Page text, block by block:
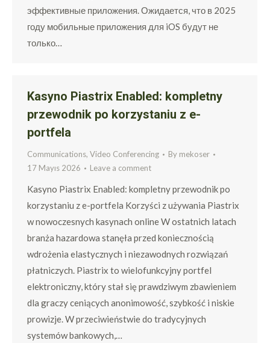
эффективные приложения. Ожидается, что в 2025
году мобильные приложения для iOS будут не
только…
Kasyno Piastrix Enabled: kompletny
przewodnik po korzystaniu z e-
portfela
Communications, Video Conferencing By mekoser
17 Mayıs 2026
Leave a comment
Kasyno Piastrix Enabled: kompletny przewodnik po
korzystaniu z e-portfela Korzyści z używania Piastrix
w nowoczesnych kasynach online W ostatnich latach
branża hazardowa stanęła przed koniecznością
wdrożenia elastycznych i niezawodnych rozwiązań
płatniczych. Piastrix to wielofunkcyjny portfel
elektroniczny, który stał się prawdziwym zbawieniem
dla graczy ceniących anonimowość, szybkość i niskie
prowizje. W przeciwieństwie do tradycyjnych
systemów bankowych,…